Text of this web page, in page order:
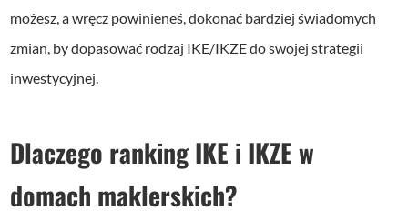
możesz, a wręcz powinieneś, dokonać bardziej świadomych
zmian, by dopasować rodzaj IKE/IKZE do swojej strategii
inwestycyjnej.
Dlaczego ranking IKE i IKZE w
domach maklerskich?